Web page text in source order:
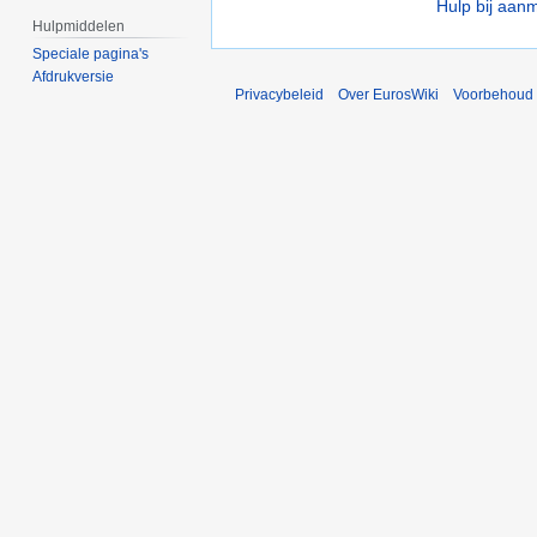
Hulp bij
Hulpmiddelen
Speciale pagina's
Afdrukversie
Privacybeleid
Over EurosWiki Voorbehoud